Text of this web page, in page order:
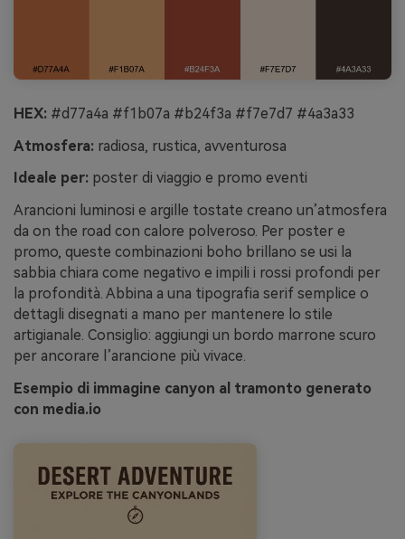
HEX: #d77a4a #f1b07a #b24f3a #f7e7d7 #4a3a33
Atmosfera: radiosa, rustica, avventurosa
Ideale per: poster di viaggio e promo eventi
Arancioni luminosi e argille tostate creano un’atmosfera
da on the road con calore polveroso. Per poster e
promo, queste combinazioni boho brillano se usi la
sabbia chiara come negativo e impili i rossi profondi per
la profondità. Abbina a una tipografia serif semplice o
dettagli disegnati a mano per mantenere lo stile
artigianale. Consiglio: aggiungi un bordo marrone scuro
per ancorare l’arancione più vivace.
Esempio di immagine canyon al tramonto generato
con media.io